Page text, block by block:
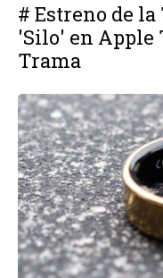
# Estreno de
'Silo' en Apple
Trama